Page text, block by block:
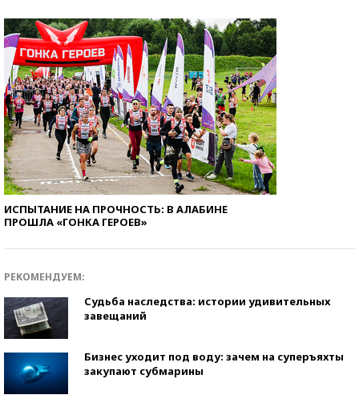
ИСПЫТАНИЕ НА ПРОЧНОСТЬ: В АЛАБИНЕ
ПРОШЛА «ГОНКА ГЕРОЕВ»
РЕКОМЕНДУЕМ:
Судьба наследства: истории удивительных
завещаний
Бизнес уходит под воду: зачем на суперъяхты
закупают субмарины